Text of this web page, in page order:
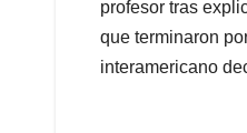
profesor tras
que terminaron
interamericano